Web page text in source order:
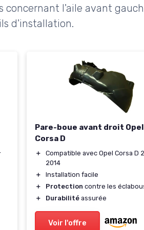
concernant l'aile avant
d'installation.
Pare-boue avant droit Opel
Corsa D
＋
Compatible avec Opel Corsa D
2014
＋
Installation facile
＋
Protection contre les
＋
Durabilité assurée
Voir l'offre